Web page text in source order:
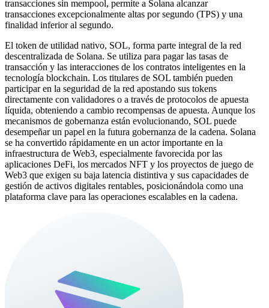
transacciones sin mempool, permite a Solana alcanzar
transacciones excepcionalmente altas por segundo (TPS) y una
finalidad inferior al segundo.
El token de utilidad nativo, SOL, forma parte integral de la red
descentralizada de Solana. Se utiliza para pagar las tasas de
transacción y las interacciones de los contratos inteligentes en la
tecnología blockchain. Los titulares de SOL también pueden
participar en la seguridad de la red apostando sus tokens
directamente con validadores o a través de protocolos de apuesta
líquida, obteniendo a cambio recompensas de apuesta. Aunque los
mecanismos de gobernanza están evolucionando, SOL puede
desempeñar un papel en la futura gobernanza de la cadena. Solana
se ha convertido rápidamente en un actor importante en la
infraestructura de Web3, especialmente favorecida por las
aplicaciones DeFi, los mercados NFT y los proyectos de juego de
Web3 que exigen su baja latencia distintiva y sus capacidades de
gestión de activos digitales rentables, posicionándola como una
plataforma clave para las operaciones escalables en la cadena.